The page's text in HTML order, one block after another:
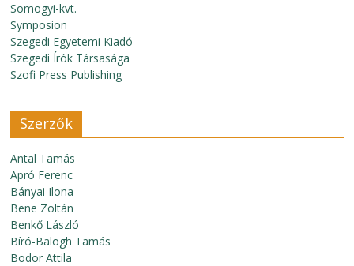
Somogyi-kvt.
Symposion
Szegedi Egyetemi Kiadó
Szegedi Írók Társasága
Szofi Press Publishing
Szerzők
Antal Tamás
Apró Ferenc
Bányai Ilona
Bene Zoltán
Benkő László
Bíró-Balogh Tamás
Bodor Attila